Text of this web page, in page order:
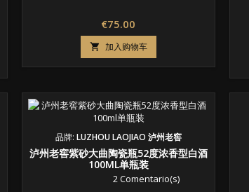
价
格
€75.00
 加入购物车
品牌: LUZHOU LAOJIAO 泸州老窖
泸州老窖紫砂大曲陶瓷瓶52度浓香型白酒
100ML单瓶装
2 Comentario(s)